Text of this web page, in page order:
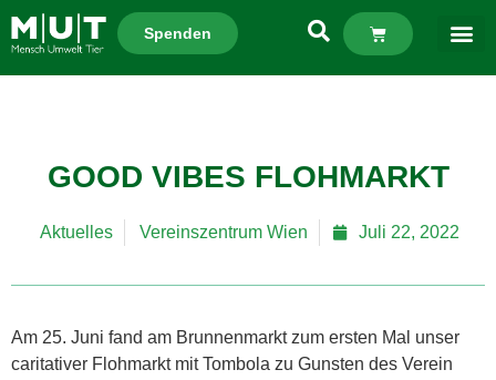
Spenden
GOOD VIBES FLOHMARKT
Aktuelles Vereinszentrum Wien Juli 22, 2022
Am 25. Juni fand am Brunnenmarkt zum ersten Mal unser
caritativer Flohmarkt mit Tombola zu Gunsten des Verein